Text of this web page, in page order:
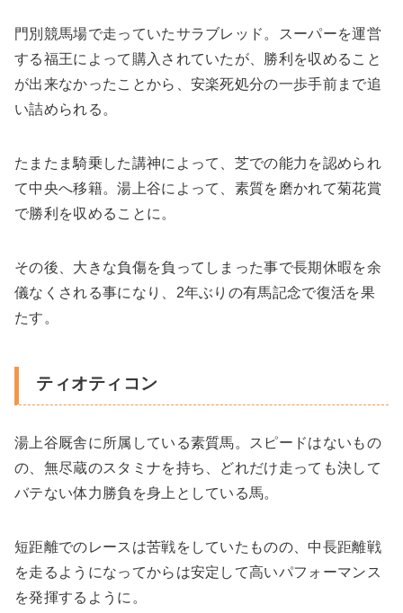
門別競馬場で走っていたサラブレッド。スーパーを運営
する福王によって購入されていたが、勝利を収めること
が出来なかったことから、安楽死処分の一歩手前まで追
い詰められる。
たまたま騎乗した講神によって、芝での能力を認められ
て中央へ移籍。湯上谷によって、素質を磨かれて菊花賞
で勝利を収めることに。
その後、大きな負傷を負ってしまった事で長期休暇を余
儀なくされる事になり、2年ぶりの有馬記念で復活を果
たす。
ティオティコン
湯上谷厩舎に所属している素質馬。スピードはないもの
の、無尽蔵のスタミナを持ち、どれだけ走っても決して
バテない体力勝負を身上としている馬。
短距離でのレースは苦戦をしていたものの、中長距離戦
を走るようになってからは安定して高いパフォーマンス
を発揮するように。